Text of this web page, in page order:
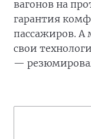
вагонов на
гарантия
пассажиров.
свои
—